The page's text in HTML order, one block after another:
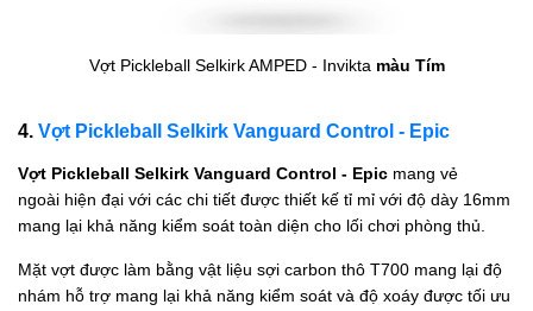
Vợt Pickleball Selkirk AMPED - Invikta màu Tím
4. Vợt Pickleball Selkirk Vanguard Control - Epic
Vợt Pickleball Selkirk Vanguard Control - Epic mang vẻ
ngoài hiện đại với các chi tiết được thiết kế tỉ mỉ với độ dày 16mm
mang lại khả năng kiểm soát toàn diện cho lối chơi phòng thủ.
Mặt vợt được làm bằng vật liệu sợi carbon thô T700 mang lại độ
nhám hỗ trợ mang lại khả năng kiểm soát và độ xoáy được tối ưu